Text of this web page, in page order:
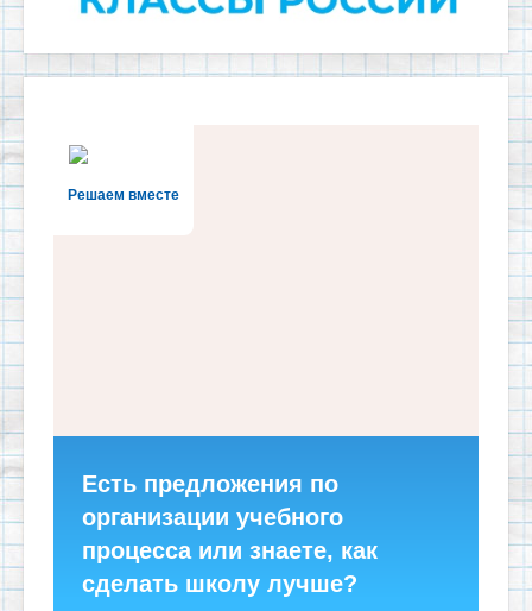
Решаем вместе
Есть предложения по
организации учебного
процесса или знаете, как
сделать школу лучше?